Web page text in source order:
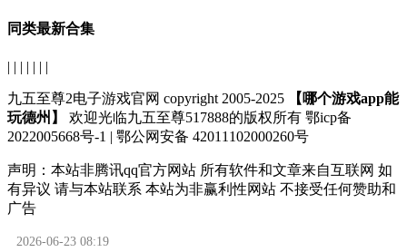
同类最新合集
| | | | | | |
九五至尊2电子游戏官网 copyright 2005-2025
【哪个游戏app能
玩德州】
欢迎光临九五至尊517888的版权所有 鄂icp备
2022005668号-1 | 鄂公网安备 42011102000260号
声明： 本站非腾讯qq官方网站 所有软件和文章来自互联网 如
有异议 请与本站联系 本站为非赢利性网站 不接受任何赞助和
广告
2026-06-23 08:19